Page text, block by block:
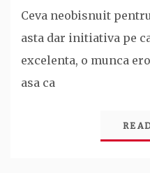
Ceva neobisnuit
asta dar initiativa pe
excelenta, o munca
asa ca